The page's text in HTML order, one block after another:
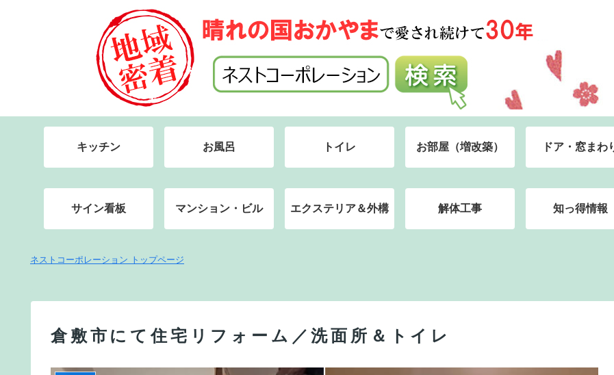
キッチン お風呂 トイレ お部屋（増改築） ドア・窓まわ
サイン看板 マンション・ビル エクステリア＆外構 解体工事 知っ得情報
ネストコーポレーション トップページ
倉敷市にて住宅リフォーム／洗面所＆トイレ